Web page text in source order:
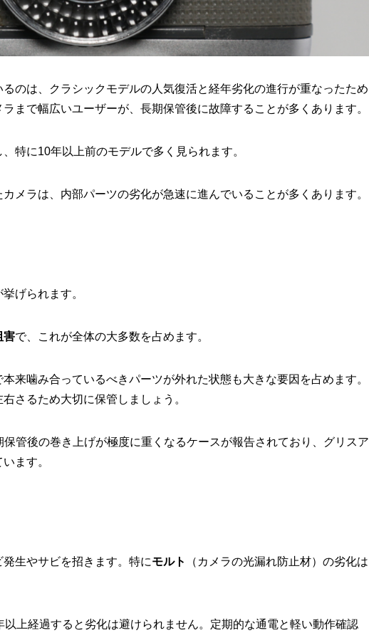
のは、クラシックモデルの人気復活と経年劣化の進行が重なったため
まで幅広いユーザーが、長期保管後に故障することが多くあります。
特に10年以上前のモデルで多く見られます。
メラは、内部パーツの劣化が急速に進んでいることが多くあります。
げられます。
害で、これが全体の大多数を占めます。
来噛み合っているべきパーツが外れた状態も大きな要因を占めます。
さるため大切に保管しましょう。
管後の巻き上げが極度に重くなるケースが報告されており、グリスア
ます。
生やサビを招きます。特にモルト
（カメラの光漏れ防止材）の劣化は
上経過すると劣化は避けられません。定期的な通電と軽い動作確認